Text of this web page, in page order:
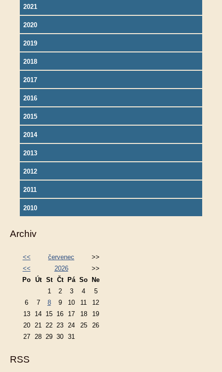
2021
2020
2019
2018
2017
2016
2015
2014
2013
2012
2011
2010
Archiv
<< červenec
>>
<<
2026
>>
Po Út St Čt Pá So
Ne
1
2 3 4
5
6
7 8 9 10 11
12
13
14 15 16 17 18
19
20
21 22 23 24 25
26
27
28 29 30 31
RSS